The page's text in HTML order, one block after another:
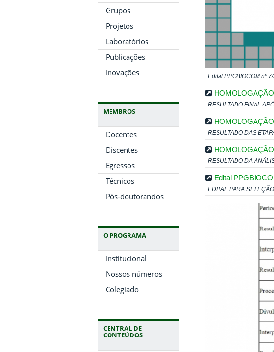
Grupos
Projetos
Laboratórios
Publicações
Inovações
MEMBROS
Docentes
Discentes
Egressos
Técnicos
Pós-doutorandos
O PROGRAMA
Institucional
Nossos números
Colegiado
CENTRAL DE
CONTEÚDOS
Edital PPGBIOCOM nº
HOMOLOGAÇÃO
RESULTADO FINAL
HOMOLOGAÇÃO
RESULTADO DAS
HOMOLOGAÇÃO
RESULTADO DA
Edital
EDITAL PARA